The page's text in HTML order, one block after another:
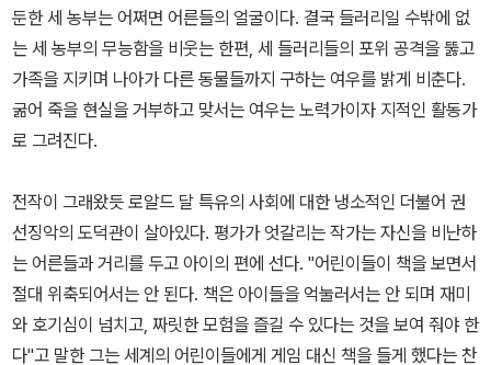
둔한 세 농부는 어쩌면 어른들의 얼굴이다. 결국 들러리일 수밖에 없
는 세 농부의 무능함을 비웃는 한편, 세 들러리들의 포위 공격을 뚫고
가족을 지키며 나아가 다른 동물들까지 구하는 여우를 밝게 비춘다.
굶어 죽을 현실을 거부하고 맞서는 여우는 노력가이자 지적인 활동가
로 그려진다.
전작이 그래왔듯 로알드 달 특유의 사회에 대한 냉소적인 더불어 권
선징악의 도덕관이 살아있다. 평가가 엇갈리는 작가는 자신을 비난하
는 어른들과 거리를 두고 아이의 편에 선다. "어린이들이 책을 보면서
절대 위축되어서는 안 된다. 책은 아이들을 억눌러서는 안 되며 재미
와 호기심이 넘치고, 짜릿한 모험을 즐길 수 있다는 것을 보여 줘야 한
다"고 말한 그는 세계의 어린이들에게 게임 대신 책을 들게 했다는 찬